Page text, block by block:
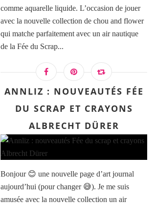
comme aquarelle liquide. L’occasion de jouer
avec la nouvelle collection de chou and flower
qui matche parfaitement avec un air nautique
de la Fée du Scrap...
ANNLIZ : NOUVEAUTÉS FÉE
DU SCRAP ET CRAYONS
ALBRECHT DÜRER
Bonjour 😊 une nouvelle page d’art journal
aujourd’hui (pour changer 😅). Je me suis
amusée avec la nouvelle collection un air